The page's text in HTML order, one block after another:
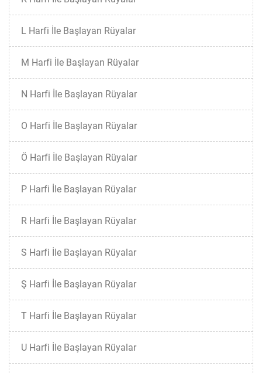
L Harfi İle Başlayan Rüyalar
M Harfi İle Başlayan Rüyalar
N Harfi İle Başlayan Rüyalar
O Harfi İle Başlayan Rüyalar
Ö Harfi İle Başlayan Rüyalar
P Harfi İle Başlayan Rüyalar
R Harfi İle Başlayan Rüyalar
S Harfi İle Başlayan Rüyalar
Ş Harfi İle Başlayan Rüyalar
T Harfi İle Başlayan Rüyalar
U Harfi İle Başlayan Rüyalar